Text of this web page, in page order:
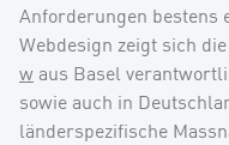
Anforderungen bestens
Webdesign zeigt sich
w aus Basel
sowie auch in
länderspezifische